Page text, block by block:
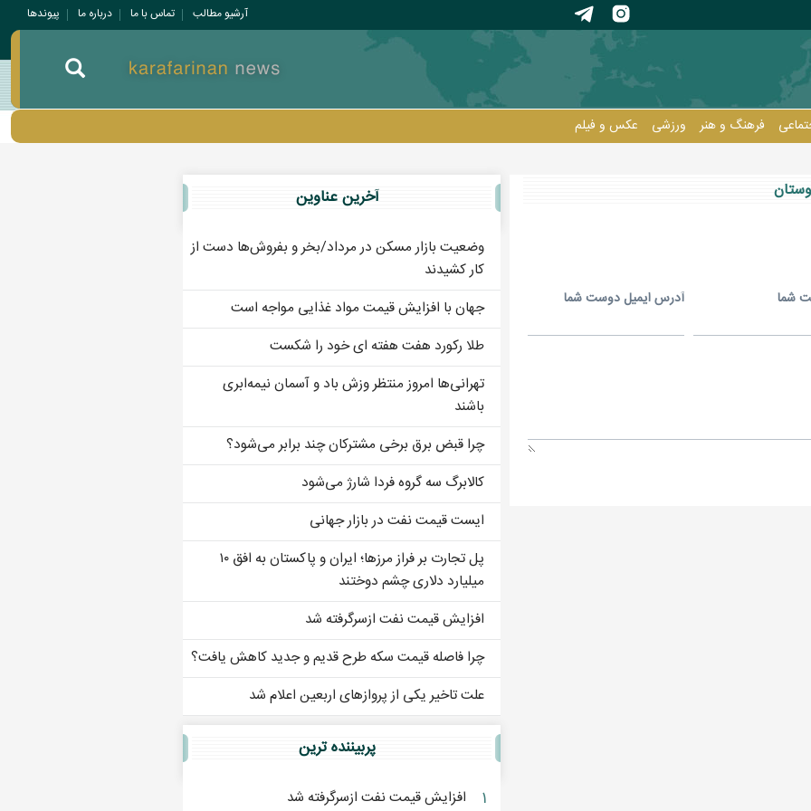
آرشیو مطالب تماس با ما درباره ما پيوندها
فرهنگ و هنر ورزشی عکس و فيلم
شما آدرس ايميل دوست شما
آخرين عناوين
وضعیت بازار مسکن در مرداد/بخر و بفروش‌ها دست از
کار کشیدند
جهان با افزایش قیمت مواد غذایی مواجه است
طلا رکورد هفت هفته ای خود را شکست
تهرانی‌ها امروز منتظر وزش باد و آسمان نیمه‌ابری
باشند
چرا قبض برق برخی مشترکان چند برابر می‌شود؟
کالابرگ سه گروه فردا شارژ می‌شود
ایست قیمت نفت در بازار جهانی
پل تجارت بر فراز مرزها؛ ایران و پاکستان به افق ۱۰
میلیارد دلاری چشم دوختند
افزایش قیمت نفت ازسرگرفته شد
چرا فاصله قیمت سکه طرح قدیم و جدید کاهش یافت؟
علت تاخیر یکی از پروازهای اربعین اعلام شد
پربيننده ترين
۱ افزایش قیمت نفت ازسرگرفته شد